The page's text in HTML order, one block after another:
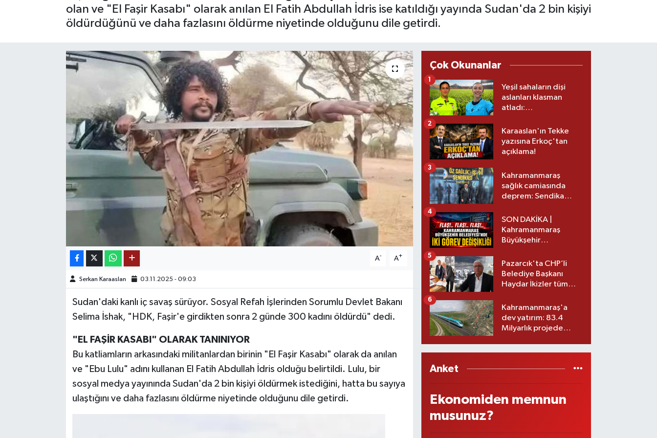
olan ve "El Faşir Kasabı" olarak anılan El Fatih Abdullah İdris ise katıldığı yayında Sudan'da 2 bin kişiyi
öldürdüğünü ve daha fazlasını öldürme niyetinde olduğunu dile getirdi.
A- A+
Serkan Karaaslan 03.11.2025 - 09:03
Sudan'daki kanlı iç savaş sürüyor. Sosyal Refah İşlerinden Sorumlu Devlet Bakanı
Selima İshak, "HDK, Faşir'e girdikten sonra 2 günde 300 kadını öldürdü" dedi.
"EL FAŞİR KASABI" OLARAK TANINIYOR
Bu katliamların arkasındaki militanlardan birinin "El Faşir Kasabı" olarak da anılan
ve "Ebu Lulu" adını kullanan El Fatih Abdullah İdris olduğu belirtildi. Lulu, bir
sosyal medya yayınında Sudan'da 2 bin kişiyi öldürmek istediğini, hatta bu sayıya
ulaştığını ve daha fazlasını öldürme niyetinde olduğunu dile getirdi.
Çok Okunanlar
Yeşil sahaların dişi
aslanları klasman
atladı:
üst lige iki transfer!
1
Karaaslan'ın Tekke
yazısına Erkoç'tan
açıklama!
2
Kahramanmaraş
sağlık camiasında
deprem: Sendika
3
SON DAKİKA |
Kahramanmaraş
Büyükşehir
görev değişikliği!
4
Pazarcık'ta CHP’li
Belediye Başkanı
Haydar İkizler tüm
yeni partisi
5
Kahramanmaraş'a
dev yatırım: 83.4
Milyarlık projede
6
Anket
Ekonomiden memnun
musunuz?